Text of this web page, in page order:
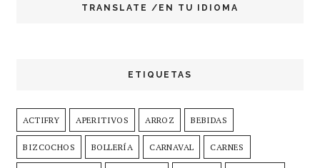
TRANSLATE /EN TU IDIOMA
ETIQUETAS
ACTIFRY APERITIVOS ARROZ BEBIDAS
BIZCOCHOS BOLLERÍA CARNAVAL CARNES